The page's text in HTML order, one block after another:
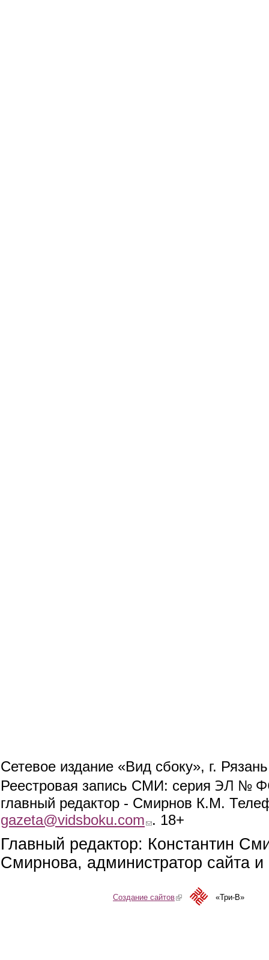
Сетевое издание «Вид сбоку», г.
Реестровая запись СМИ: серия ЭЛ №
главный редактор - Смирнов К.М.
gazeta@vidsboku.com (link sends e-mail)
. 18+
Главный редактор: Константин
Смирнова, администратор сайта
Создание сайтов(link is external)«Три-В»